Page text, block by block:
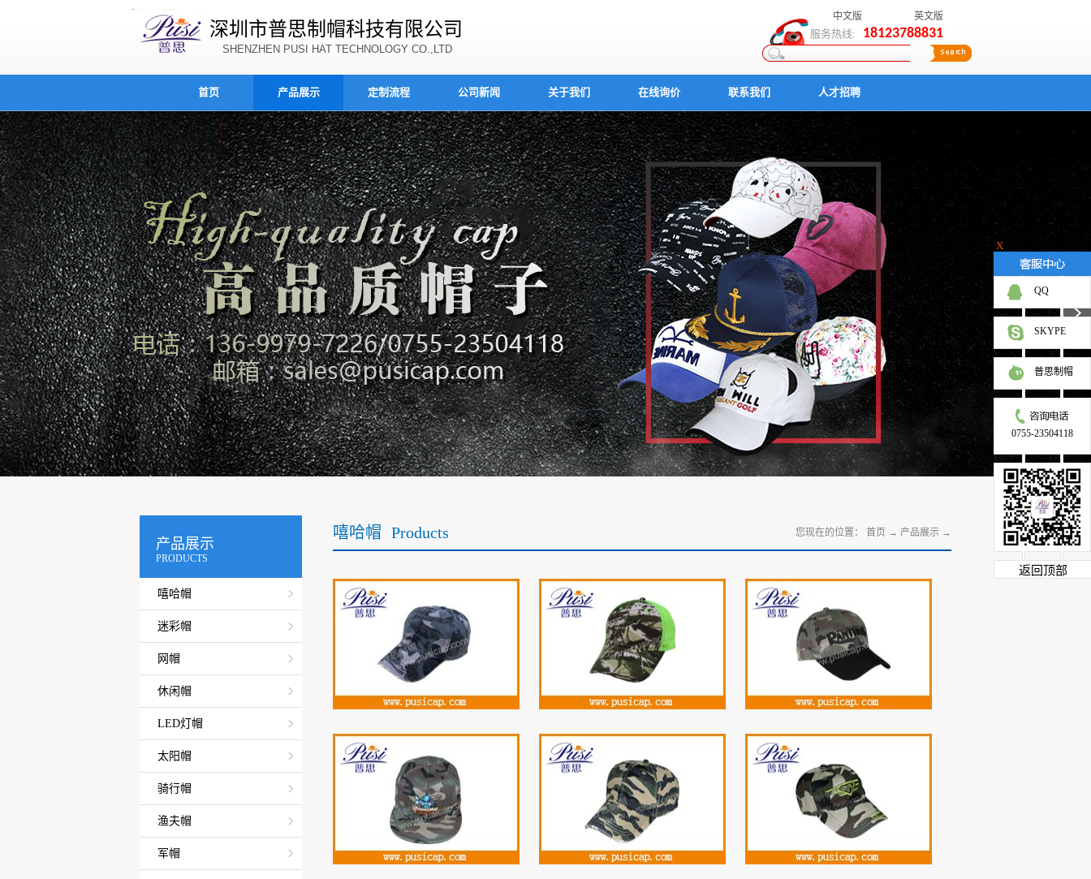
深圳市普思制帽科技有限公司
SHENZHEN PUSI HAT TECHNOLOGY CO.,LTD
服务热线: 18123788831
中文版 英文版
首页 产品展示 定制流程 公司新闻 关于我们 在线询价 联系我们 人才招聘
产品展示
PRODUCTS
嘻哈帽
迷彩帽
网帽
休闲帽
LED灯帽
太阳帽
骑行帽
渔夫帽
军帽
Products
嘻哈帽 您现在的位置： 首页 → 产品展示 →
X
QQ
SKYPE
普思制帽
0755-23504118
返回顶部